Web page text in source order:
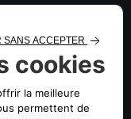
sur ses stratégies
Jean-Philippe
F1 Team
l'équipe de
oublier les